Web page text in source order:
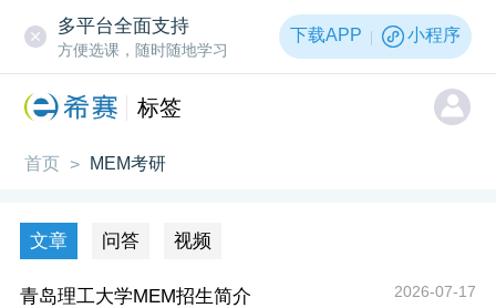
多平台全面支持
方便选课，随时随地学习
下载APP 小程序
标签
首页 > MEM考研
文章 问答 视频
青岛理工大学MEM招生简介 2026-07-17